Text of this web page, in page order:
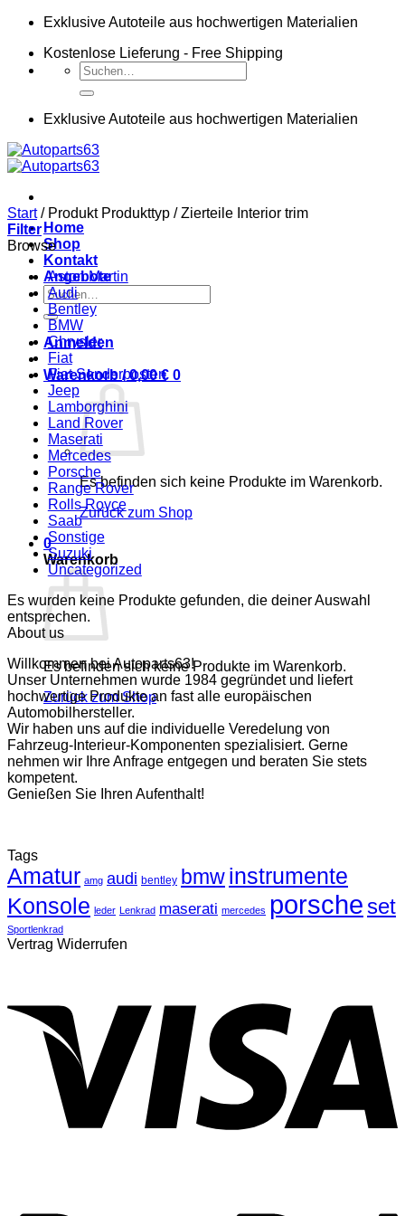
Zum
springen
Exklusive Autoteile aus hochwertigen Materialien
Kostenlose Lieferung - Free Shipping
Suchen
nach:
Exklusive Autoteile aus hochwertigen Materialien
Home
Shop
Kontakt
Angebote
Suchen
nach:
Anmelden
Warenkorb /0,00€ 0
Es befinden sich keine Produkte im Warenkorb.
Zurück zum Shop
0
Warenkorb
Es befinden sich keine Produkte im Warenkorb.
Zurück zum Shop
Start /Produkt Produkttyp /Zierteile Interior trim
Filter
Browse
Aston Martin
Audi
Bentley
BMW
Chrysler
Fiat
Fiat Sonderposten
Jeep
Lamborghini
Land Rover
Maserati
Mercedes
Porsche
Range Rover
Rolls Royce
Saab
Sonstige
Suzuki
Uncategorized
Es wurden keine Produkte gefunden, die deiner Auswahl
entsprechen.
About us
Willkommen bei Autoparts63!
Unser Unternehmen wurde 1984 gegründet und liefert
hochwertige Produkte an fast alle europäischen
Automobilhersteller.
Wir haben uns auf die individuelle Veredelung von
Fahrzeug-Interieur-Komponenten spezialisiert. Gerne
nehmen wir Ihre Anfrage entgegen und beraten Sie stets
kompetent.
Genießen Sie Ihren Aufenthalt!
Tags
Amatur amg audi bentley bmwinstrumente
Konsole leder Lenkrad maserati mercedes porsche set
Sportlenkrad
Vertrag Widerrufen